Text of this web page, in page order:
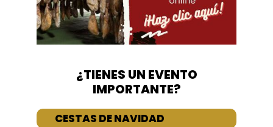
¿TIENES UN EVENTO
IMPORTANTE?
CESTAS DE NAVIDAD